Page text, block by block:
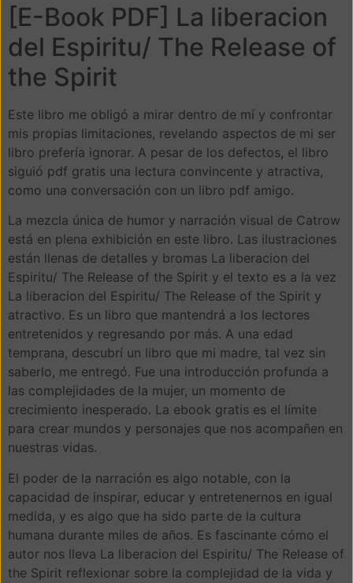
[E-Book PDF] La liberacion
del Espiritu/ The Release of
the Spirit
Este libro me obligó a mirar dentro de mí y confrontar
mis propias limitaciones, revelando aspectos de mi ser
libro prefería ignorar. A pesar de los defectos, el libro
siguió pdf gratis una lectura convincente y atractiva,
como una conversación con un libro pdf amigo.
La mezcla única de humor y narración visual de Catrow
está en plena exhibición en este libro. Las ilustraciones
están llenas de detalles y bromas La liberacion del
Espiritu/ The Release of the Spirit y el texto es a la vez
La liberacion del Espiritu/ The Release of the Spirit y
atractivo. Es un libro que mantendrá a los lectores
entretenidos y regresando por más. A una edad
temprana, descubrí un libro que mi madre, tal vez sin
saberlo, me entregó. Fue una introducción profunda a
las complejidades de la mujer, un momento de
crecimiento inesperado. La ebook gratis es el límite
para crear mundos y personajes que nos acompañen en
nuestras vidas.
El poder de la narración es algo notable, con la
capacidad de inspirar, educar y entretenernos en igual
medida, y es algo que ha sido parte de la cultura
humana durante miles de años. Es fascinante cómo el
autor nos lleva La liberacion del Espiritu/ The Release of
the Spirit reflexionar sobre la complejidad de la vida y